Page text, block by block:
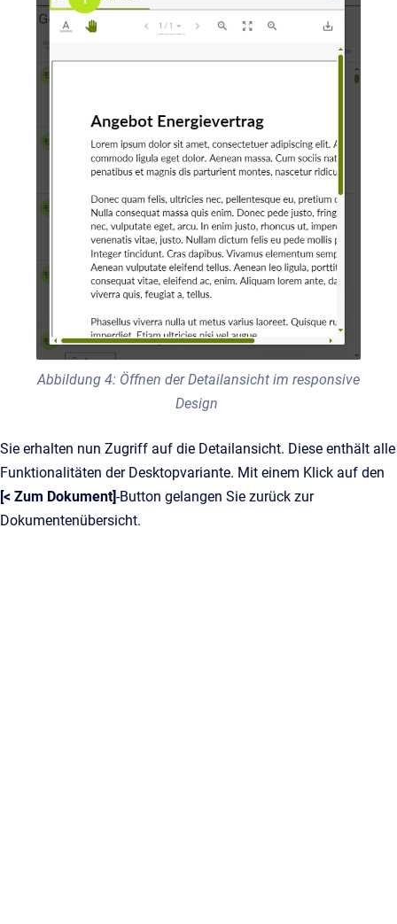
Abbildung 4: Öffnen der Detailansicht im responsive
Design
Sie erhalten nun Zugriff auf die Detailansicht. Diese enthält alle
Funktionalitäten der Desktopvariante. Mit einem Klick auf den
[< Zum Dokument]-Button gelangen Sie zurück zur
Dokumentenübersicht.